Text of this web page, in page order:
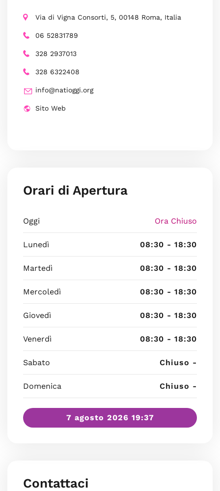
Via di Vigna Consorti, 5, 00148 Roma, Italia
06 52831789
328 2937013
328 6322408
info@natioggi.org
Sito Web
Orari di Apertura
Oggi Ora Chiuso
Lunedì 08:30 - 18:30
Martedì 08:30 - 18:30
Mercoledì 08:30 - 18:30
Giovedì 08:30 - 18:30
Venerdì 08:30 - 18:30
Sabato Chiuso -
Domenica Chiuso -
7 agosto 2026 19:37
Contattaci